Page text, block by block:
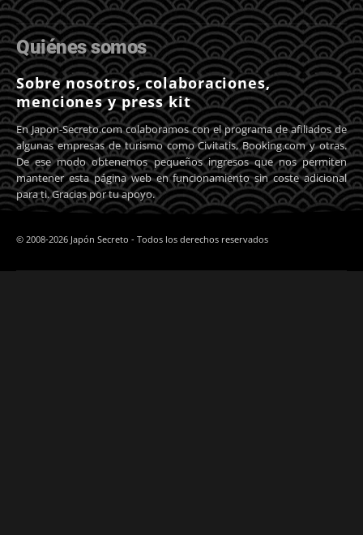
Quiénes somos
Sobre nosotros, colaboraciones,
menciones y press kit
En Japon-Secreto.com colaboramos con el programa de afiliados de
algunas empresas de turismo como Civitatis, Booking.com y otras.
De ese modo obtenemos pequeños ingresos que nos permiten
mantener esta página web en funcionamiento sin coste adicional
para ti. Gracias por tu apoyo.
© 2008-2026 Japón Secreto - Todos los derechos reservados